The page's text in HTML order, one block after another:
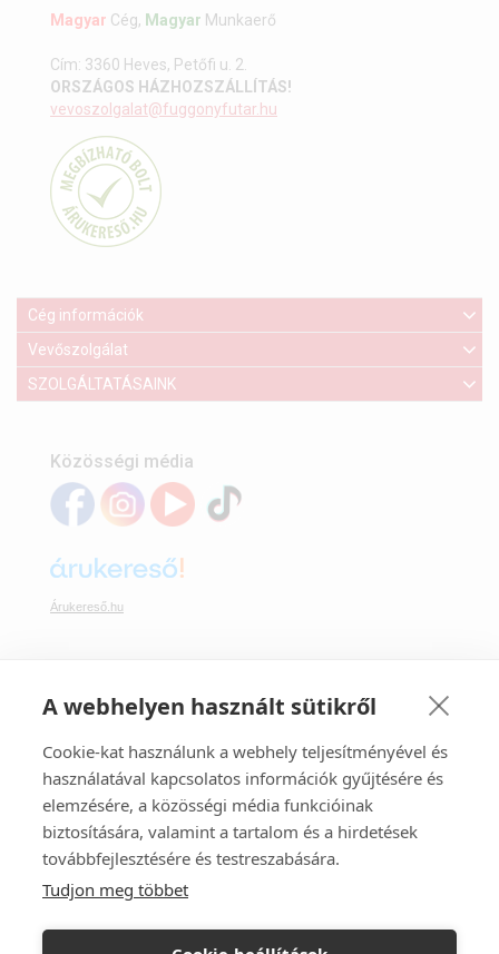
A webhelyen használt sütikről
Cookie-kat használunk a webhely teljesítményével és
használatával kapcsolatos információk gyűjtésére és
elemzésére, a közösségi média funkcióinak
biztosítására, valamint a tartalom és a hirdetések
továbbfejlesztésére és testreszabására.
Tudjon meg többet
Magyar Cég, Magyar Munkaerő
Cím: 3360 Heves, Petőfi u. 2.
ORSZÁGOS HÁZHOZSZÁLLÍTÁS!
vevoszolgalat@fuggonyfutar.hu
Cég információk
Vevőszolgálat
SZOLGÁLTATÁSAINK
Közösségi média
Árukereső.hu
Webáruházunkban bankkártyával is fizethet:
Webáruházunk az Ecommerce Hungary tagja.
A FüggönyFutár ® regisztrált márkanév.